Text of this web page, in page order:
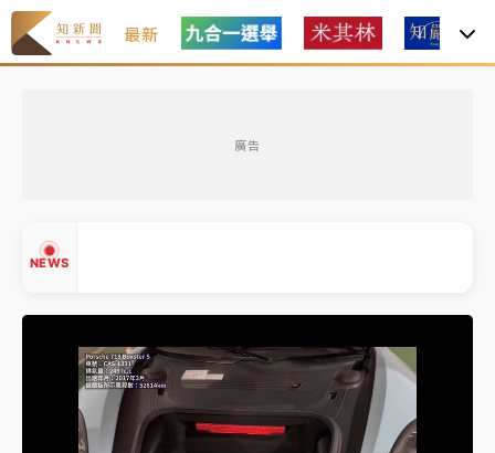
最新
廣告
NEWS
韓股最壞時期已過？大摩估去槓桿完成逾半 波動率降
至2個月低
「白海豚」雨炸新北！通報109件災情 侯友宜揭這類災
白海豚挾豪雨狂炸新北！時雨量破百毫米 水塔、雨棚
砸落毀車